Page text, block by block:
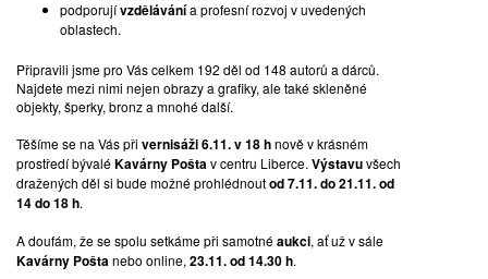
podporujívzdělávánía profesní rozvoj v uvedených
oblastech.
Připravili jsme pro Vás celkem 192 děl od 148 autorů a dárců.
Najdete mezi nimi nejen obrazy a grafiky, ale také skleněné
objekty, šperky, bronz a mnohé další.
Těšíme se na Vás při vernisáži 6.11. v 18 hnově v krásném
prostředí bývaléKavárny Poštav centru Liberce. Výstavuvšech
dražených děl si bude možné prohlédnoutod 7.11. do 21.11. od
14 do 18 h.
A doufám, že se spolu setkáme při samotnéaukci, ať už v sále
Kavárny Poštanebo online, 23.11. od 14.30 h.